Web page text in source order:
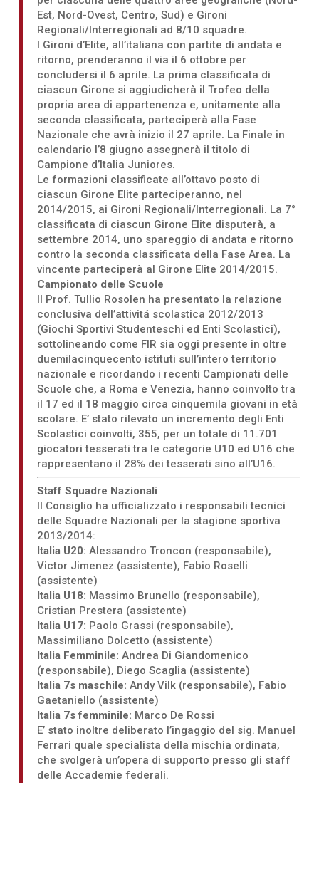
Est, Nord-Ovest, Centro, Sud) e Gironi
Regionali/Interregionali ad 8/10 squadre.
I Gironi d’Elite, all’italiana con partite di andata e
ritorno, prenderanno il via il 6 ottobre per
concludersi il 6 aprile. La prima classificata di
ciascun Girone si aggiudicherà il Trofeo della
propria area di appartenenza e, unitamente alla
seconda classificata, parteciperà alla Fase
Nazionale che avrà inizio il 27 aprile. La Finale in
calendario l’8 giugno assegnerà il titolo di
Campione d’Italia Juniores.
Le formazioni classificate all’ottavo posto di
ciascun Girone Elite parteciperanno, nel
2014/2015, ai Gironi Regionali/Interregionali. La 7°
classificata di ciascun Girone Elite disputerà, a
settembre 2014, uno spareggio di andata e ritorno
contro la seconda classificata della Fase Area. La
vincente parteciperà al Girone Elite 2014/2015.
Campionato delle Scuole
Il Prof. Tullio Rosolen ha presentato la relazione
conclusiva dell’attivitá scolastica 2012/2013
(Giochi Sportivi Studenteschi ed Enti Scolastici),
sottolineando come FIR sia oggi presente in oltre
duemilacinquecento istituti sull’intero territorio
nazionale e ricordando i recenti Campionati delle
Scuole che, a Roma e Venezia, hanno coinvolto tra
il 17 ed il 18 maggio circa cinquemila giovani in età
scolare. E’ stato rilevato un incremento degli Enti
Scolastici coinvolti, 355, per un totale di 11.701
giocatori tesserati tra le categorie U10 ed U16 che
rappresentano il 28% dei tesserati sino all’U16.
Staff Squadre Nazionali
Il Consiglio ha ufficializzato i responsabili tecnici
delle Squadre Nazionali per la stagione sportiva
2013/2014:
Italia U20: Alessandro Troncon (responsabile),
Victor Jimenez (assistente), Fabio Roselli
(assistente)
Italia U18: Massimo Brunello (responsabile),
Cristian Prestera (assistente)
Italia U17: Paolo Grassi (responsabile),
Massimiliano Dolcetto (assistente)
Italia Femminile: Andrea Di Giandomenico
(responsabile), Diego Scaglia (assistente)
Italia 7s maschile: Andy Vilk (responsabile), Fabio
Gaetaniello (assistente)
Italia 7s femminile: Marco De Rossi
E’ stato inoltre deliberato l’ingaggio del sig. Manuel
Ferrari quale specialista della mischia ordinata,
che svolgerà un’opera di supporto presso gli staff
delle Accademie federali.